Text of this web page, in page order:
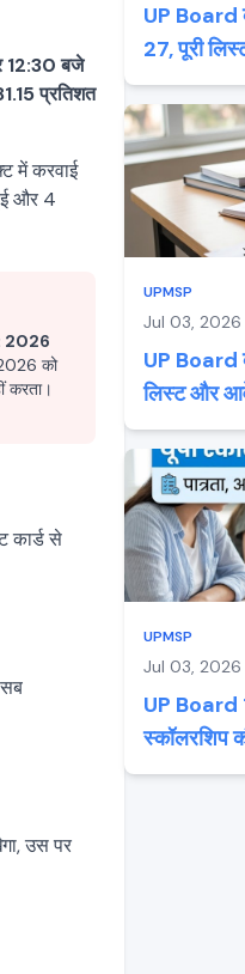
12:30 बजे
प्रतिशत
में करवाई
और 4
2026
को
करता।
कार्ड से
उस पर
UP Board
27, पूरी
UPMSP
Jul 03, 2026
UP Board
लिस्ट और
UPMSP
Jul 03, 2026
UP Board
स्कॉलरशिप